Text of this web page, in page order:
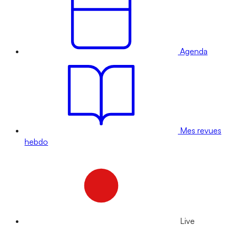
Agenda
Mes revues
hebdo
Live